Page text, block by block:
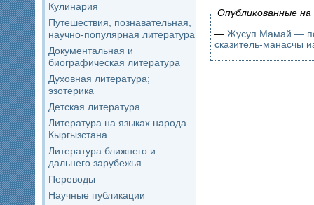
Кулинария
Путешествия, познавательная,
научно-популярная литература
Документальная и
биографическая литература
Духовная литература;
эзотерика
Детская литература
Литература на языках народа
Кыргызстана
Литература ближнего и
дальнего зарубежья
Переводы
Научные публикации
Опубликованные
— Жусуп Мамай —
сказитель-манасчы